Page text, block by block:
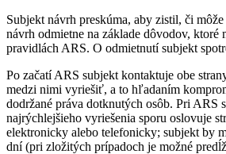
Subjekt návrh preskúma, aby zistil, či
návrh odmietne na základe dôvodov, ktoré
pravidlách ARS. O odmietnutí subjekt
Po začatí ARS subjekt kontaktuje obe
medzi nimi vyriešiť, a to hľadaním
dodržané práva dotknutých osôb. Pri ARS
najrýchlejšieho vyriešenia sporu oslovuje
elektronicky alebo telefonicky; subjekt by
dní (pri zložitých prípadoch je možné